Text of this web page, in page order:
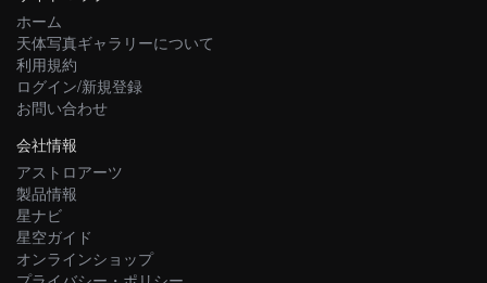
ホーム
天体写真ギャラリーについて
利用規約
ログイン/新規登録
お問い合わせ
会社情報
アストロアーツ
製品情報
星ナビ
星空ガイド
オンラインショップ